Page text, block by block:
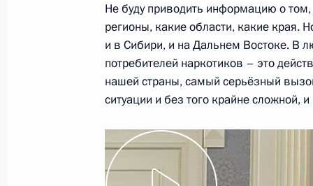
переговоров с Президентом
10 сентября 2009 года, 17:30 Московская
Начало встречи с Президентом
Не буду приводить информацию о
регионы, какие области, какие края.
и в Сибири, и на Дальнем Востоке. В
потребителей наркотиков – это
нашей страны, самый серьёзный
ситуации и без того крайне сложной,